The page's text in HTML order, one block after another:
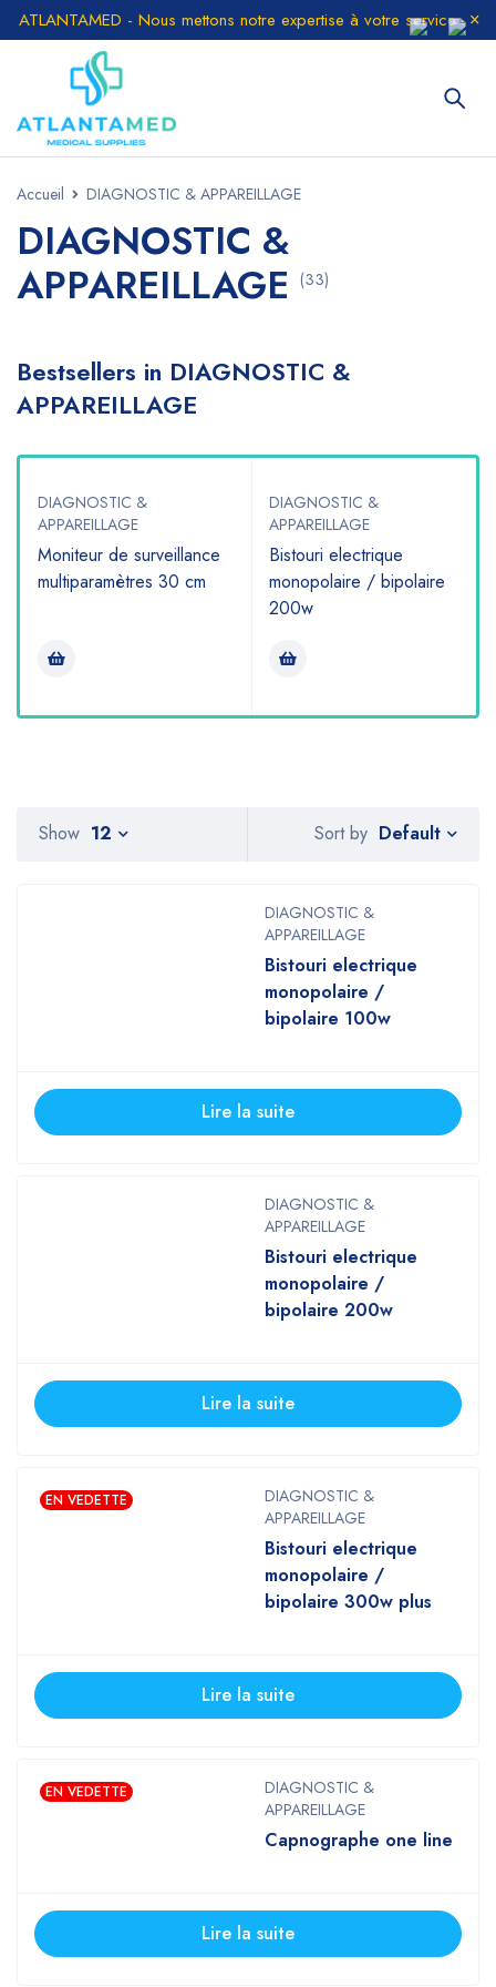
ATLANTAMED - Nous mettons notre expertise à votre service
Accueil DIAGNOSTIC & APPAREILLAGE
DIAGNOSTIC &
APPAREILLAGE (33)
Bestsellers in DIAGNOSTIC &
APPAREILLAGE
DIAGNOSTIC &
APPAREILLAGE
Moniteur de surveillance
multiparamètres 30 cm
DIAGNOSTIC &
APPAREILLAGE
Bistouri electrique
monopolaire / bipolaire
200w
Sort by Default
Show 12
DIAGNOSTIC &
APPAREILLAGE
Bistouri electrique
monopolaire /
bipolaire 100w
Lire la suite
DIAGNOSTIC &
APPAREILLAGE
Bistouri electrique
monopolaire /
bipolaire 200w
Lire la suite
EN VEDETTE
DIAGNOSTIC &
APPAREILLAGE
Bistouri electrique
monopolaire /
bipolaire 300w plus
Lire la suite
EN VEDETTE
DIAGNOSTIC &
APPAREILLAGE
Capnographe one line
Lire la suite